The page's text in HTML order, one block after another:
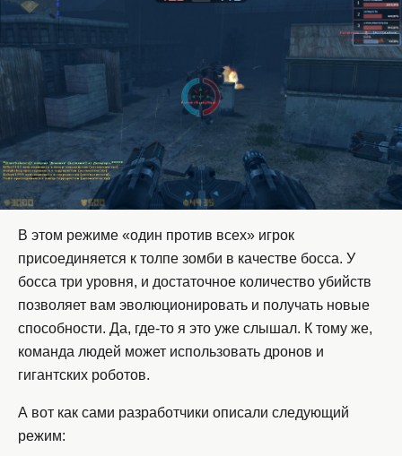
В этом режиме «один против всех» игрок
присоединяется к толпе зомби в качестве босса. У
босса три уровня, и достаточное количество убийств
позволяет вам эволюционировать и получать новые
способности. Да, где-то я это уже слышал. К тому же,
команда людей может использовать дронов и
гигантских роботов.
А вот как сами разработчики описали следующий
режим: